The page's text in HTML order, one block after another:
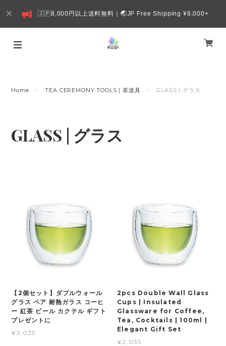
🇯🇵8,000円以上送料無料｜🌏JP Free Shipping ¥8,000+
Home TEA CEREMONY TOOLS | 茶道具 GLASS | グラス
GLASS | グラス
【2個セット】ダブルウォール
グラス ペア 耐熱ガラス コーヒ
ー 紅茶 ビール カクテル ギフト
プレゼントに
¥2,035
2pcs Double Wall Glass
Cups | Insulated
Glassware for Coffee,
Tea, Cocktails | 100ml |
Elegant Gift Set
¥2,035